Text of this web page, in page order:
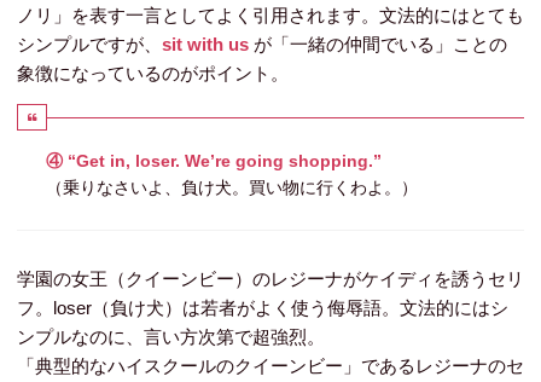
ノリ」を表す一言としてよく引用されます。文法的にはとても
シンプルですが、 sit with us が「一緒の仲間でいる」ことの
象徴になっているのがポイント。
④ “Get in, loser. We’re going shopping.”
（乗りなさいよ、負け犬。買い物に行くわよ。）
学園の女王（クイーンビー）のレジーナがケイディを誘うセリ
フ。 loser （負け犬）は若者がよく使う侮辱語。文法的にはシ
ンプルなのに、言い方次第で超強烈。
「典型的なハイスクールのクイーンビー」であるレジーナのセ